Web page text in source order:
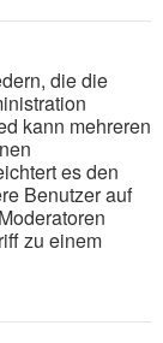
die die
kann mehreren
es den
Benutzer auf
zu einem